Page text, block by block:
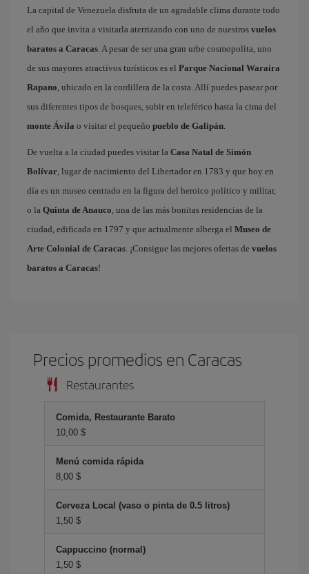
La capital de Venezuela disfruta de un agradable clima durante todo
el año que invita a visitarla aterrizando con uno de nuestros vuelos
baratos a Caracas. A pesar de ser una gran urbe cosmopolita, uno
de sus mayores atractivos turísticos es el Parque Nacional Waraira
Rapano, ubicado en la cordillera de la costa. Allí puedes pasear por
sus diferentes tipos de bosques, subir en teleférico hasta la cima del
monte Ávila o visitar el pequeño pueblo de Galipán.
De vuelta a la ciudad puedes visitar la Casa Natal de Simón
Bolívar, lugar de nacimiento del Libertador en 1783 y que hoy en
día es un museo centrado en la figura del heroico político y militar,
o la Quinta de Anauco, una de las más bonitas residencias de la
ciudad, edificada en 1797 y que actualmente alberga el Museo de
Arte Colonial de Caracas. ¡Consigue las mejores ofertas de vuelos
baratos a Caracas!
Precios promedios en Caracas
Restaurantes
Comida, Restaurante Barato
10,00 $
Menú comida rápida
8,00 $
Cerveza Local (vaso o pinta de 0.5 litros)
1,50 $
Cappuccino (normal)
1,50 $